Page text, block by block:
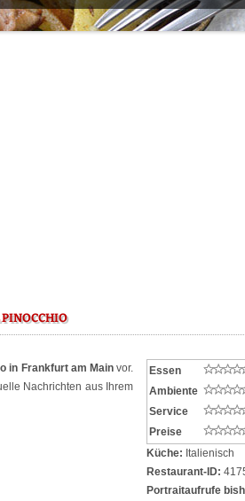
in Frankfurt am Mainvor.
Nachrichten aus Ihrem
Essen
Ambiente
Service
Preise
Küche: Italienisch
Restaurant-ID:
Portraitaufrufe